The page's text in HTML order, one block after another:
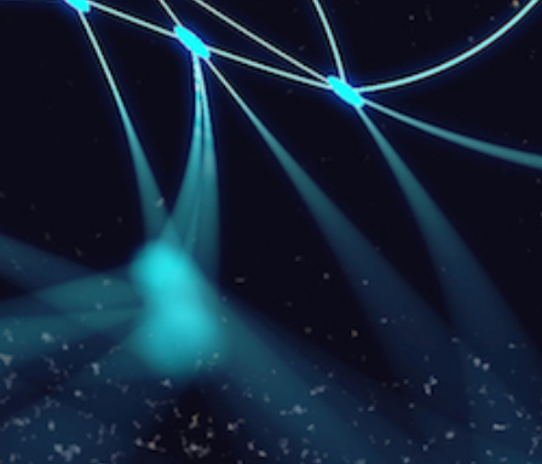
Mb
R$99/mês
Download:
200Mbps